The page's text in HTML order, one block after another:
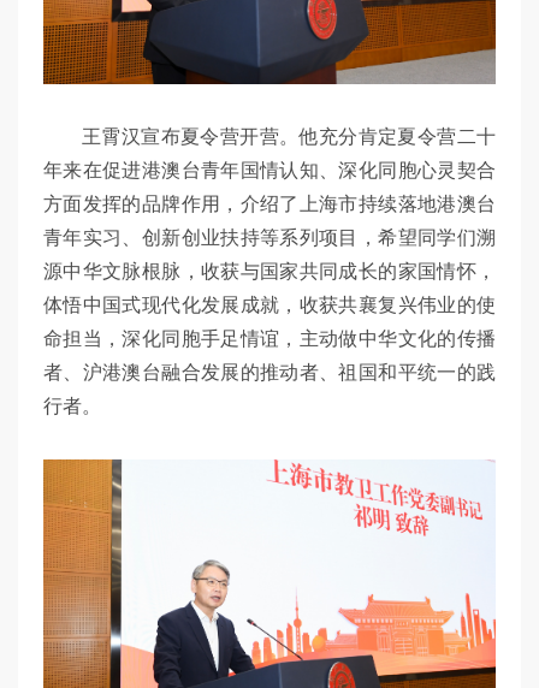
王霄汉宣布夏令营开营。他充分肯定夏令营二十
年来在促进港澳台青年国情认知、深化同胞心灵契合
方面发挥的品牌作用，介绍了上海市持续落地港澳台
青年实习、创新创业扶持等系列项目，希望同学们溯
源中华文脉根脉，收获与国家共同成长的家国情怀，
体悟中国式现代化发展成就，收获共襄复兴伟业的使
命担当，深化同胞手足情谊，主动做中华文化的传播
者、沪港澳台融合发展的推动者、祖国和平统一的践
行者。